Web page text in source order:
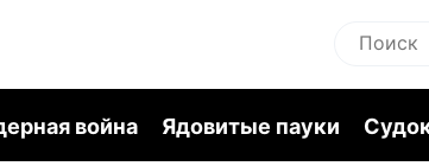
война Ядовитые пауки